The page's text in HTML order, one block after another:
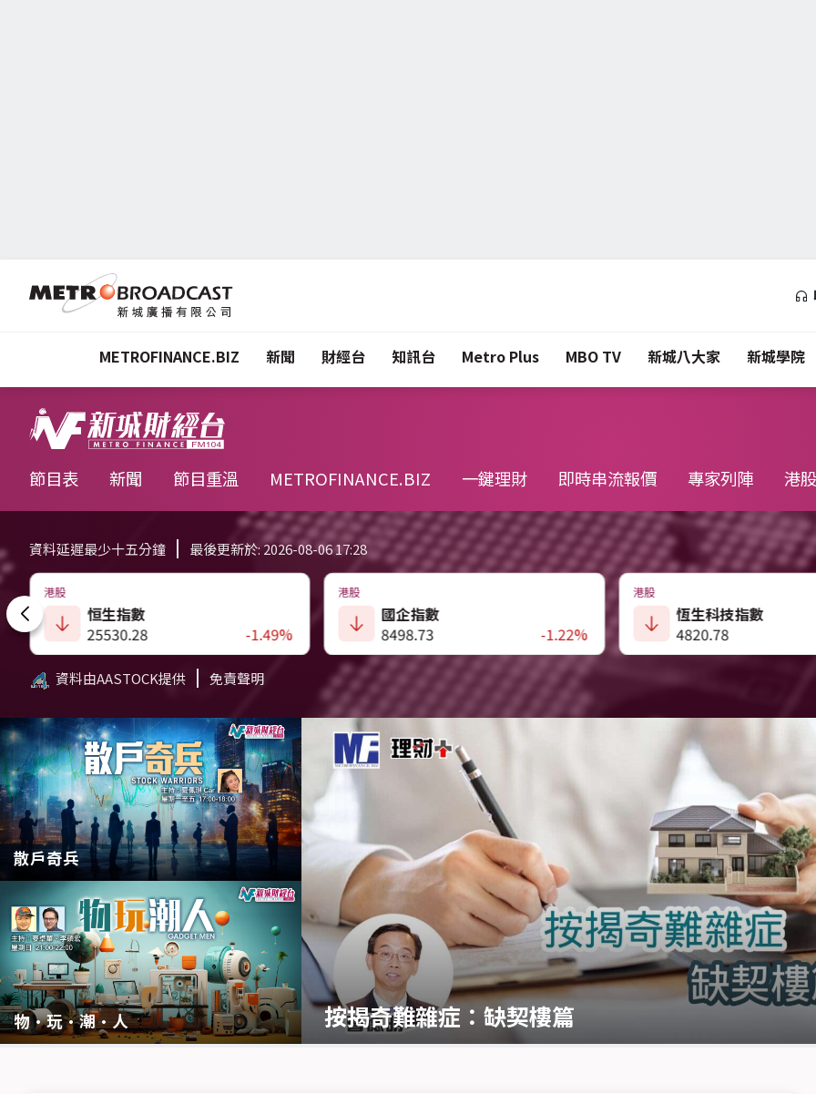
METROFINANCE.BIZ 新聞 財經台 知訊台 Metro Plus MBO TV 新城八大家 新城學院
節目表 新聞 節目重溫 METROFINANCE.BIZ 一鍵理財 即時串流報價 專家列陣 港
資料延遲最少十五分鐘 最後更新於: 2026-08-06 17:28
港股
國企指數
8498.73
-1.22%
港股
恆生科技指數
4820.78
-2.28%
滬深
上証指數
3900.35
資料由AASTOCK提供 免責聲明
散戶奇兵
物·玩·潮·人 按揭奇難雜症：缺契樓篇